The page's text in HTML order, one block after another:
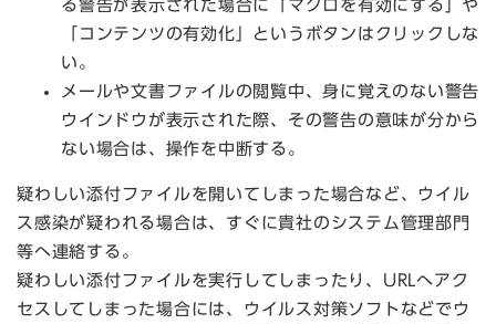
る警告が表示された場合に「マクロを有効にする」や
「コンテンツの有効化」というボタンはクリックしな
い。
メールや文書ファイルの閲覧中、身に覚えのない警告
ウインドウが表示された際、その警告の意味が分から
ない場合は、操作を中断する。
疑わしい添付ファイルを開いてしまった場合など、ウイル
ス感染が疑われる場合は、すぐに貴社のシステム管理部門
等へ連絡する。
疑わしい添付ファイルを実行してしまったり、URLへアク
セスしてしまった場合には、ウイルス対策ソフトなどでウ